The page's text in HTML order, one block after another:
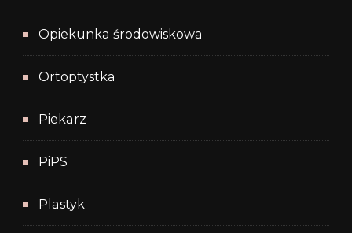
Opiekunka środowiskowa
Ortoptystka
Piekarz
PiPS
Plastyk